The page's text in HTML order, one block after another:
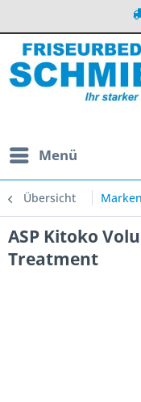
Menü
Übersicht Marken
ASP Kitoko
Treatment